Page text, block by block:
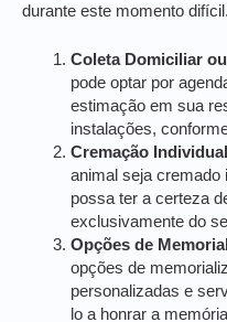
durante este momento difícil.
Coleta Domiciliar
pode optar por
estimação em sua
instalações,
Cremação
animal seja cremado
possa ter a certeza
exclusivamente do
Opções de
opções de
personalizadas e
lo a honrar a